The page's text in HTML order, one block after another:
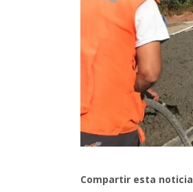
Compartir esta noticia